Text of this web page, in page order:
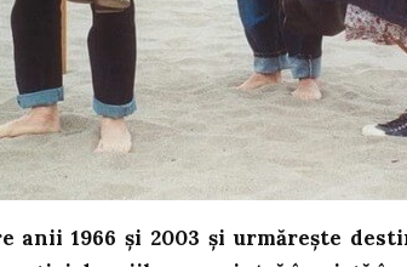
anii 1966 și 2003 și urmărește